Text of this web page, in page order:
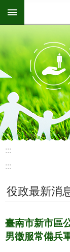
跳到主要內容區塊
:::
:::
役政最新消
臺南市新市區
男徵服常備兵